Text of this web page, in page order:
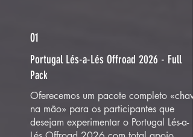
01
Portugal Lés-a-Lés Offroad 2026 - Full
Pack
Oferecemos um pacote completo «chave
na mão» para os participantes que
desejam experimentar o Portugal Lés-a-